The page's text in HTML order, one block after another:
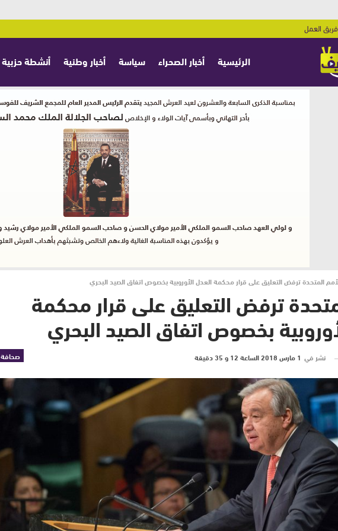
فريق العمل
الرئيسية أخبار الصحراء سياسة أخبار وطنية أنشطة حزبية
المتحدة ترفض التعليق على قرار محكمة العدل الأوروبية بخصوص اتفاق الصيد البحري
ترفض التعليق على قرار محكمة
بخصوص اتفاق الصيد البحري
صحافة نشر في 1 مارس 2018 الساعة 12 و 35 دقيقة